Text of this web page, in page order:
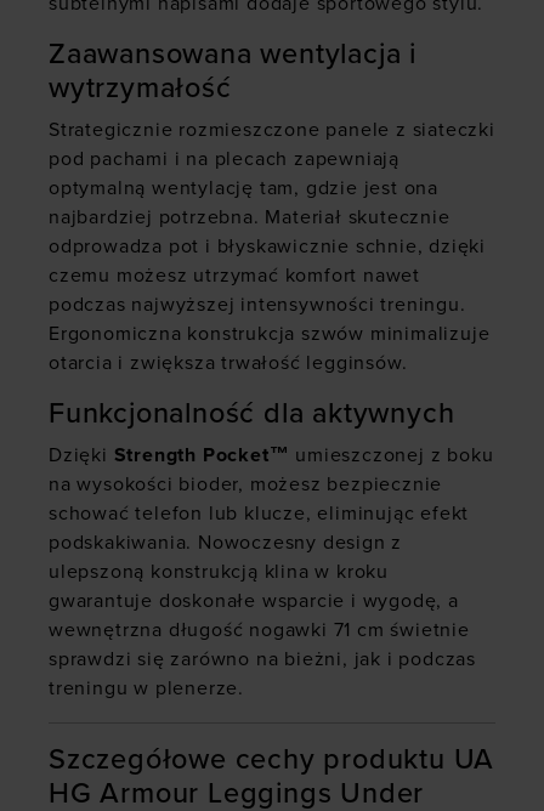
Zaawansowana wentylacja i
wytrzymałość
Strategicznie rozmieszczone panele z siateczki
pod pachami i na plecach zapewniają
optymalną wentylację tam, gdzie jest ona
najbardziej potrzebna. Materiał skutecznie
odprowadza pot i błyskawicznie schnie, dzięki
czemu możesz utrzymać komfort nawet
podczas najwyższej intensywności treningu.
Ergonomiczna konstrukcja szwów minimalizuje
otarcia i zwiększa trwałość legginsów.
Funkcjonalność dla aktywnych
Dzięki Strength Pocket™ umieszczonej z boku
na wysokości bioder, możesz bezpiecznie
schować telefon lub klucze, eliminując efekt
podskakiwania. Nowoczesny design z
ulepszoną konstrukcją klina w kroku
gwarantuje doskonałe wsparcie i wygodę, a
wewnętrzna długość nogawki 71 cm świetnie
sprawdzi się zarówno na bieżni, jak i podczas
treningu w plenerze.
Szczegółowe cechy produktu UA
HG Armour Leggings Under